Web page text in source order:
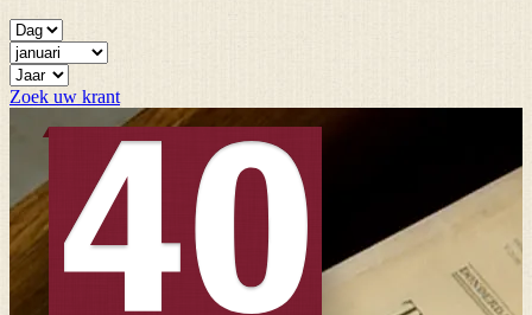
Zoek uw krant